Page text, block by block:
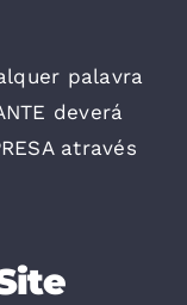
palavra
deverá
através